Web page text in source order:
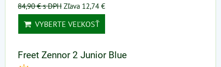
84,90 €s DPH Zľava 12,74 €
VYBERTE VEĽKOSŤ
Freet Zennor 2 Junior Blue